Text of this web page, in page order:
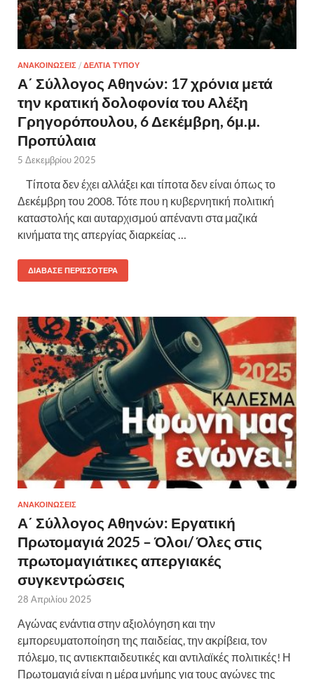
ΑΝΑΚΟΙΝΩΣΕΙΣ / ΔΕΛΤΙΑ ΤΥΠΟΥ
Α΄ Σύλλογος Αθηνών: 17 χρόνια μετά
την κρατική δολοφονία του Αλέξη
Γρηγορόπουλου, 6 Δεκέμβρη, 6μ.μ.
Προπύλαια
5 Δεκεμβρίου 2025
Τίποτα δεν έχει αλλάξει και τίποτα δεν είναι όπως το
Δεκέμβρη του 2008. Τότε που η κυβερνητική πολιτική
καταστολής και αυταρχισμού απέναντι στα μαζικά
κινήματα της απεργίας διαρκείας …
ΔΙΆΒΑΣΕ ΠΕΡΙΣΣΌΤΕΡΑ
ΑΝΑΚΟΙΝΩΣΕΙΣ
Α΄ Σύλλογος Αθηνών: Εργατική
Πρωτομαγιά 2025 – Όλοι/ Όλες στις
πρωτομαγιάτικες απεργιακές
συγκεντρώσεις
28 Απριλίου 2025
Αγώνας ενάντια στην αξιολόγηση και την
εμπορευματοποίηση της παιδείας, την ακρίβεια, τον
πόλεμο, τις αντιεκπαιδευτικές και αντιλαϊκές πολιτικές! Η
Πρωτομαγιά είναι η μέρα μνήμης για τους αγώνες της